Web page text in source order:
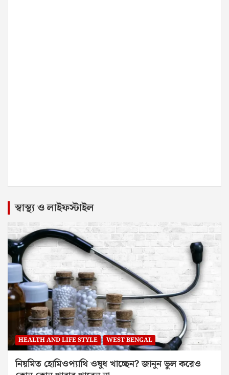
স্বাস্থ্য ও লাইফস্টাইল
HEALTH AND LIFE STYLE WEST BENGAL
নিয়মিত হোমিওপ্যাথি ওষুধ খাচ্ছেন? জানুন ভুল করেও